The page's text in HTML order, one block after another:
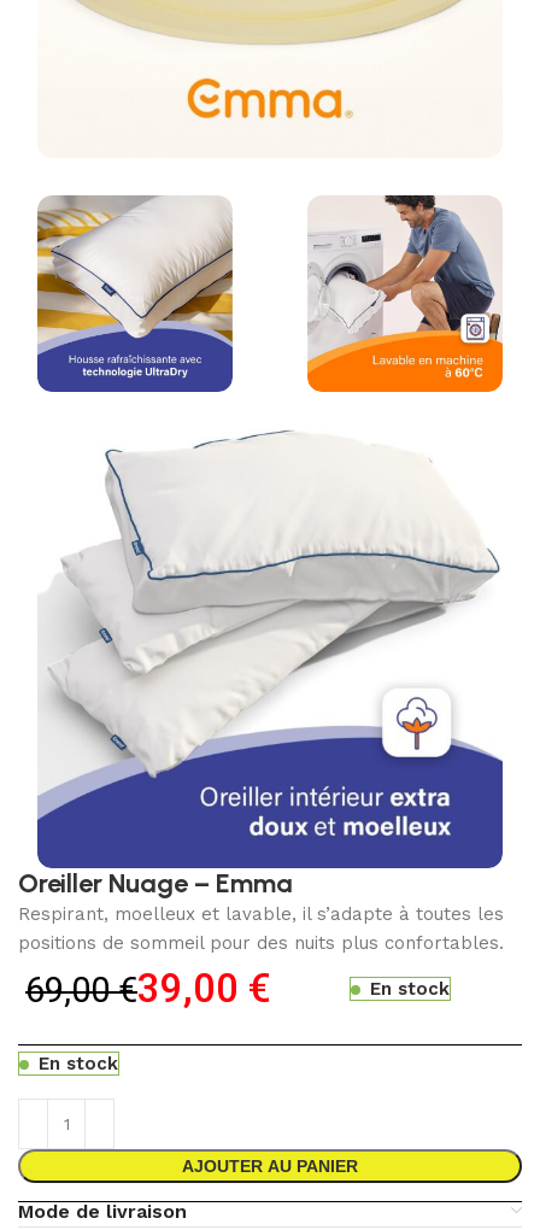
Oreiller Nuage – Emma
Respirant, moelleux et lavable, il s’adapte à toutes les
positions de sommeil pour des nuits plus confortables.
69,00€39,00 € En stock
En stock
AJOUTER AU PANIER
Mode de livraison